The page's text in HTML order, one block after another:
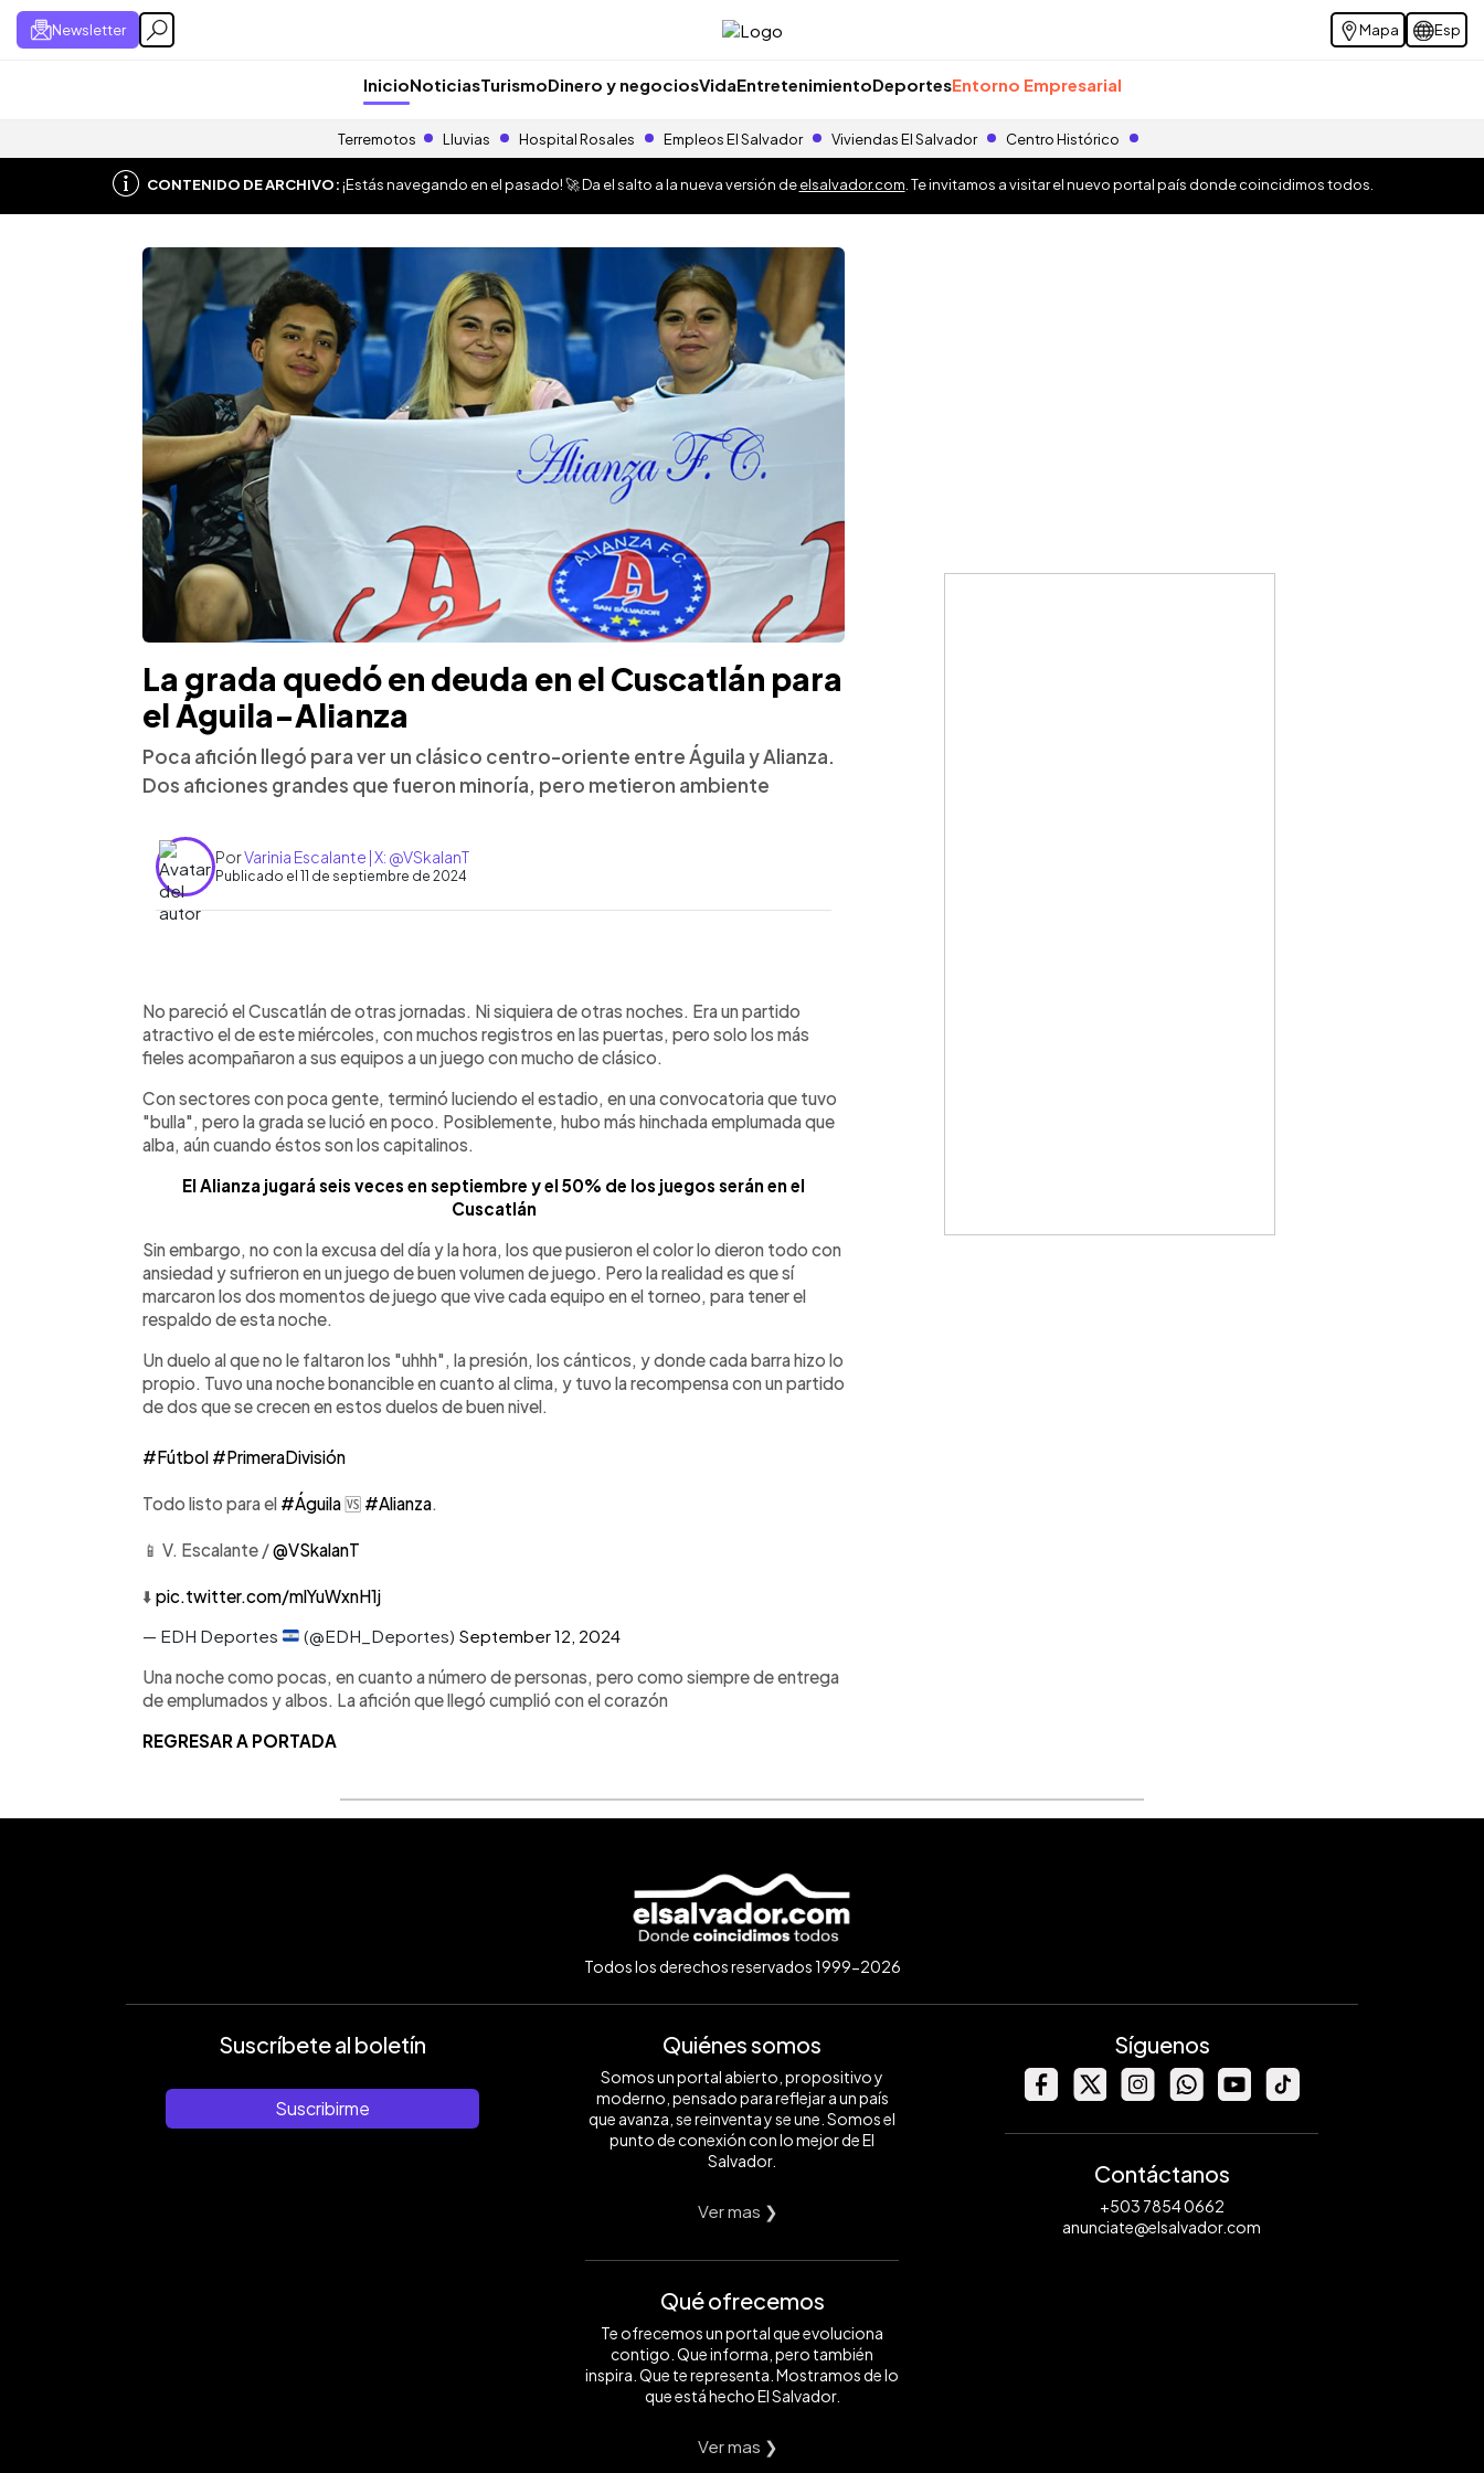
Newsletter Mapa Esp
InicioNoticiasTurismoDinero y negociosVidaEntretenimientoDeportesEntorno Empresarial
Terremotos Lluvias Hospital Rosales Empleos El Salvador Viviendas El Salvador Centro Histórico
CONTENIDO DE ARCHIVO:¡Estás navegando en el pasado! 🚀 Da el salto a la nueva versión deelsalvador.com . Te invitamos a visitar el nuevo portal país donde coincidimos todos.
La grada quedó en deuda en el Cuscatlán para
el Águila-Alianza
Poca afición llegó para ver un clásico centro-oriente entre Águila y Alianza.
Dos aficiones grandes que fueron minoría, pero metieron ambiente
PorVarinia Escalante | X: @VSkalanT
Publicado el 11 de septiembre de 2024
► Escuchar artículo
No pareció el Cuscatlán de otras jornadas. Ni siquiera de otras noches. Era un partido
atractivo el de este miércoles, con muchos registros en las puertas, pero solo los más
fieles acompañaron a sus equipos a un juego con mucho de clásico.
Con sectores con poca gente, terminó luciendo el estadio, en una convocatoria que tuvo
"bulla", pero la grada se lució en poco. Posiblemente, hubo más hinchada emplumada que
alba, aún cuando éstos son los capitalinos.
El Alianza jugará seis veces en septiembre y el 50% de los juegos serán en el
Cuscatlán
Sin embargo, no con la excusa del día y la hora, los que pusieron el color lo dieron todo con
ansiedad y sufrieron en un juego de buen volumen de juego. Pero la realidad es que sí
marcaron los dos momentos de juego que vive cada equipo en el torneo, para tener el
respaldo de esta noche.
Un duelo al que no le faltaron los "uhhh", la presión, los cánticos, y donde cada barra hizo lo
propio. Tuvo una noche bonancible en cuanto al clima, y tuvo la recompensa con un partido
de dos que se crecen en estos duelos de buen nivel.
#Fútbol #PrimeraDivisión
Todo listo para el #Águila🆚️ #Alianza
📱 V. Escalante /@VSkalanT
⬇️ pic.twitter.com/mlYuWxnH1j
— EDH Deportes
(@EDH_Deportes) September 12, 2024
Una noche como pocas, en cuanto a número de personas, pero como siempre de entrega
de emplumados y albos. La afición que llegó cumplió con el corazón
REGRESAR A PORTADA
Todos los derechos reservados 1999-2026
Suscríbete al boletín
Suscribirme
Quiénes somos
Somos un portal abierto, propositivo y
moderno, pensado para reflejar a un país
que avanza, se reinventa y se une. Somos el
punto de conexión con lo mejor de El
Salvador.
Ver mas ❯
Qué ofrecemos
Te ofrecemos un portal que evoluciona
contigo. Que informa, pero también
inspira. Que te representa. Mostramos de lo
que está hecho El Salvador.
Ver mas ❯
Síguenos
Contáctanos
+503 7854 0662
anunciate@elsalvador.com